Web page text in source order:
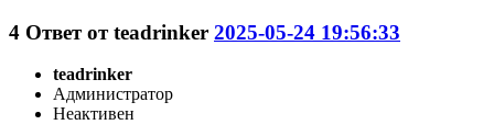
4 Ответ отteadrinker 2025-05-24 19:56:33
teadrinker
Администратор
Неактивен